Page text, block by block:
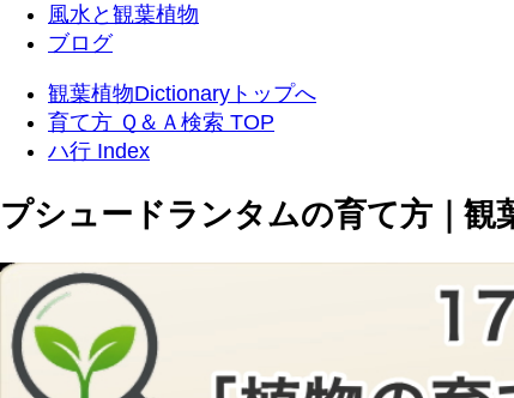
風水と観葉植物
ブログ
観葉植物Dictionaryトップへ
育て方 Ｑ＆Ａ検索 TOP
ハ行 Index
プシュードランタムの育て方｜